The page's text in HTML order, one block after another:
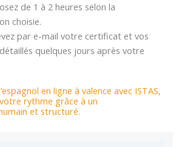
de 1 à 2 heures selon la
choisie.
par e-mail votre certificat et vos
quelques jours après votre
en ligne à valence avec ISTAS,
rythme grâce à un
et structuré.